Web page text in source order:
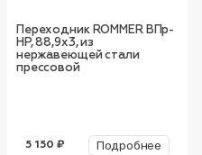
Переходник ROMMER ВПр-
НР, 88,9х3, из
нержавеющей стали
прессовой
5 150 ₽ Подробнее